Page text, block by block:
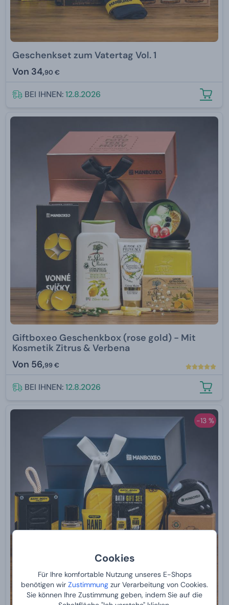
Cookies
Für Ihre komfortable Nutzung unseres E-Shops
benötigen wir Zustimmung zur Verarbeitung von Cookies.
Sie können Ihre Zustimmung geben, indem Sie auf die
Geschenkset zum Vatertag Vol. 1
Von 34,90 €
BEI IHNEN:12.8.2026
Giftboxeo Geschenkbox (rose gold) - Mit
Kosmetik Zitrus & Verbena
Von 56,99 €
BEI IHNEN:12.8.2026
-13 %